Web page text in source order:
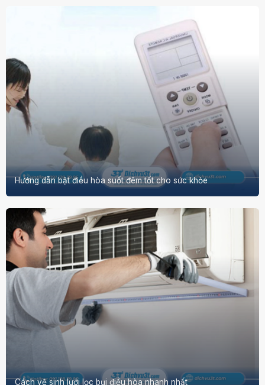
Hướng dẫn bật điều hòa suốt đêm tốt cho sức khỏe
Cách vệ sinh lưới lọc bụi điều hòa nhanh nhất